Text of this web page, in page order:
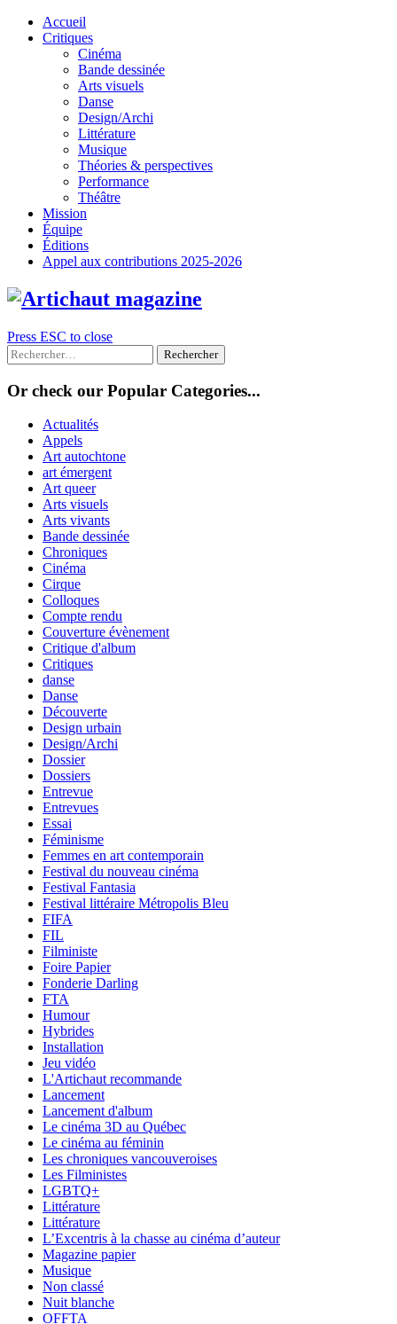
Skip
Accueil
Critiques
Cinéma
Bande dessinée
Arts visuels
Danse
Design/Archi
Littérature
Musique
Théories & perspectives
Performance
Théâtre
Mission
Équipe
Éditions
Appel aux contributions 2025-2026
Press ESC to close
Rechercher :
Or check our Popular Categories...
Actualités
Appels
Art autochtone
art émergent
Art queer
Arts visuels
Arts vivants
Bande dessinée
Chroniques
Cinéma
Cirque
Colloques
Compte rendu
Couverture évènement
Critique d'album
Critiques
danse
Danse
Découverte
Design urbain
Design/Archi
Dossier
Dossiers
Entrevue
Entrevues
Essai
Féminisme
Femmes en art contemporain
Festival du nouveau cinéma
Festival Fantasia
Festival littéraire Métropolis Bleu
FIFA
FIL
Filministe
Foire Papier
Fonderie Darling
FTA
Humour
Hybrides
Installation
Jeu vidéo
L'Artichaut recommande
Lancement
Lancement d'album
Le cinéma 3D au Québec
Le cinéma au féminin
Les chroniques vancouveroises
Les Filministes
LGBTQ+
Littérature
Littérature
L’Excentris à la chasse au cinéma d’auteur
Magazine papier
Musique
Non classé
Nuit blanche
OFFTA